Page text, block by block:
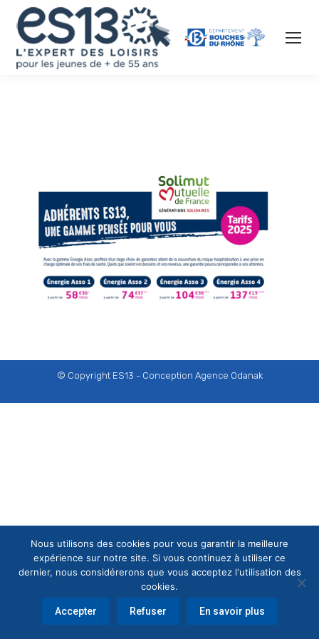
© Copyright ES13 - Conception Agence Odanak
Nous utilisons des cookies pour vous garantir la meilleure
expérience sur notre site. Si vous continuez à utiliser ce
dernier, nous considérerons que vous acceptez l'utilisation des
cookies.
Accepter Refuser En savoir plus